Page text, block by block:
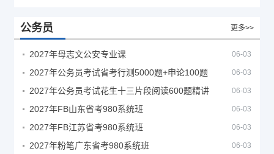
公务员 更多>>
2027年母志文公安专业课 06-03
2027年公务员考试省考行测5000题+申论100题 06-03
2027年公务员考试花生十三片段阅读600题精讲 06-03
2027年FB山东省考980系统班 06-03
2027年FB江苏省考980系统班 06-03
2027年粉笔广东省考980系统班 06-03